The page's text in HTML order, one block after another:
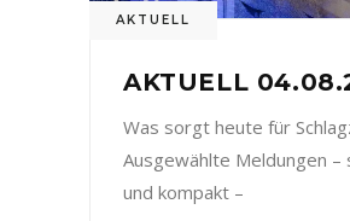
AKTUELL
AKTUELL
Was sorgt heute für
Ausgewählte Meldungen –
und kompakt –